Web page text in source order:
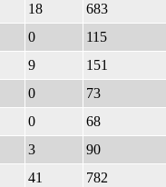
18 683
0 115
9 151
0 73
0 68
3 90
41 782